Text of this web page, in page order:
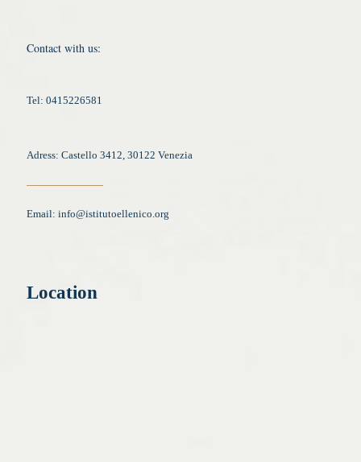
Contact with us:
Tel: 0415226581
Adress: Castello 3412, 30122 Venezia
Email: info@istitutoellenico.org
Location